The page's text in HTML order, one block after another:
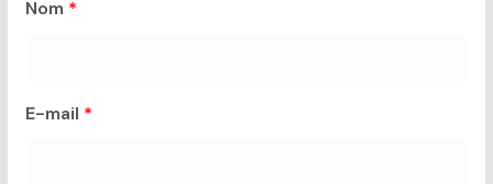
Nom *
E-mail *